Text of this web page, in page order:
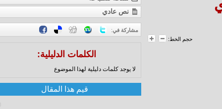
حجم الخط:
نص عادي
:مشاركة في
الكلمات الدليلية:
لا يوجد كلمات دليلية لهذا الموضوع
قيم هذا المقال